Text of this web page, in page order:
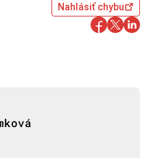
Nahlásiť chybu